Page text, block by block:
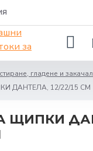
гладене и
ДАНТЕЛА, 12/22/15 СМ
ЩИПКИ